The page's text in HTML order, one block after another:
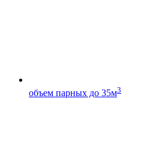
объем парных до 35м3